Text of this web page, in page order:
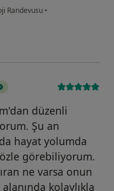
Randevusu •
düzenli
Şu an
hayat yolumda
görebiliyorum.
ne varsa onun
kolaylıkla